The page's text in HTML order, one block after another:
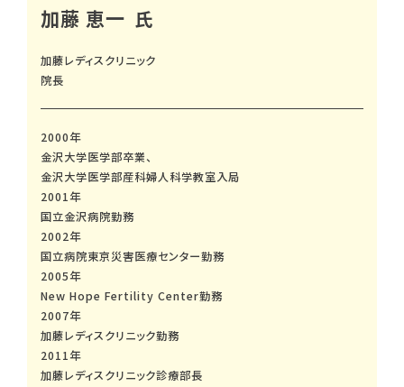
加藤 恵一
加藤レディスクリニック
院長
2000年
金沢大学医学部卒業、
金沢大学医学部産科婦人科学教室入局
2001年
国立金沢病院勤務
2002年
国立病院東京災害医療センター勤務
2005年
New Hope Fertility Center勤務
2007年
加藤レディスクリニック勤務
2011年
加藤レディスクリニック診療部長